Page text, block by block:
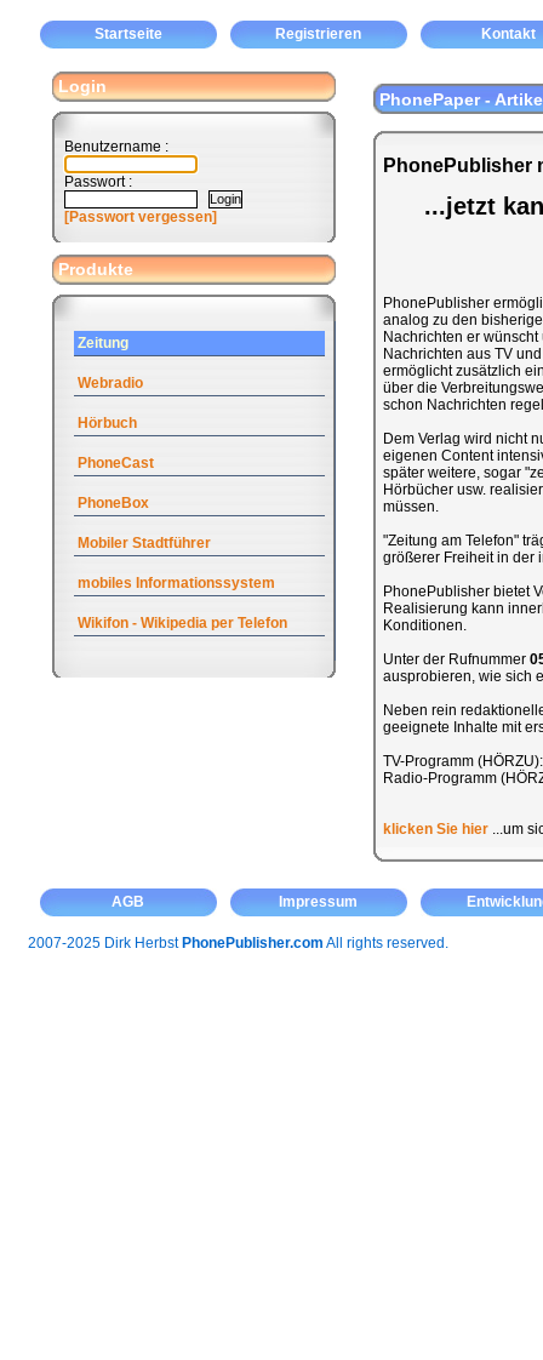
Startseite Registrieren Kontakt
Login
Benutzername :
Passwort :
[Passwort vergessen]
Produkte
Zeitung
Webradio
Hörbuch
PhoneCast
PhoneBox
Mobiler Stadtführer
mobiles Informationssystem
Wikifon - Wikipedia per Telefon
PhonePaper -
PhonePublisher
...jetzt
PhonePublisher
analog zu den
Nachrichten er
Nachrichten aus TV
ermöglicht zusätzlich
über die
schon Nachrichten
Dem Verlag wird nicht
eigenen Content
später weitere, sogar
Hörbücher usw.
müssen.
"Zeitung am Telefon"
größerer Freiheit in der
PhonePublisher bietet
Realisierung kann
Konditionen.
Unter der Rufnummer
ausprobieren, wie sich
Neben rein
geeignete Inhalte mit
TV-Programm
Radio-Programm
klicken Sie hier...um
AGB Impressum
2007-2025 Dirk Herbst PhonePublisher.com All rights reserved.